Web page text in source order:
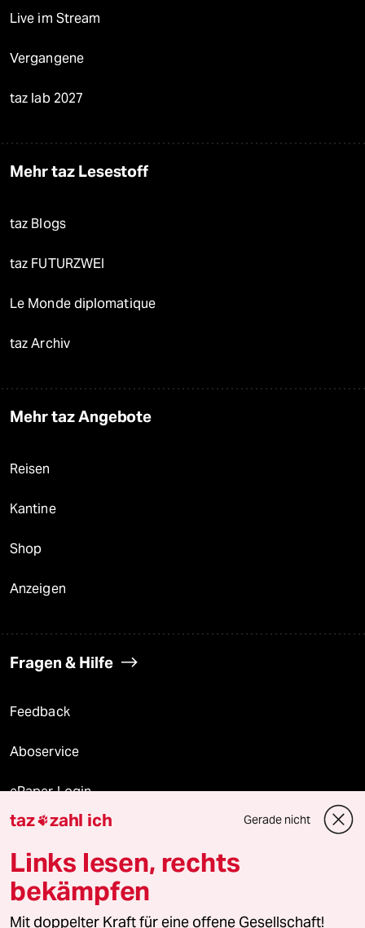
Live im Stream
Vergangene
taz lab 2027
Mehr taz Lesestoff
taz Blogs
taz FUTURZWEI
Le Monde diplomatique
taz Archiv
Mehr taz Angebote
Reisen
Kantine
Shop
Anzeigen
Fragen & Hilfe
Feedback
Aboservice
ePaper Login
Downloads für Abonnierende
© 2026 taz Verlags und Vertriebs GmbH
Alle Rechte vorbehalten. Bei rechtlichen Fragen oder für Genehmigungen
taz zahl ich Gerade nicht
Links lesen, rechts
bekämpfen
Mit doppelter Kraft für eine offene Gesellschaft!